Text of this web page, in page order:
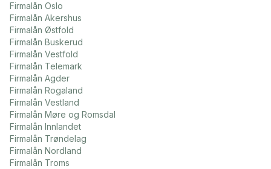
Firmalån Oslo
Firmalån Akershus
Firmalån Østfold
Firmalån Buskerud
Firmalån Vestfold
Firmalån Telemark
Firmalån Agder
Firmalån Rogaland
Firmalån Vestland
Firmalån Møre og Romsdal
Firmalån Innlandet
Firmalån Trøndelag
Firmalån Nordland
Firmalån Troms